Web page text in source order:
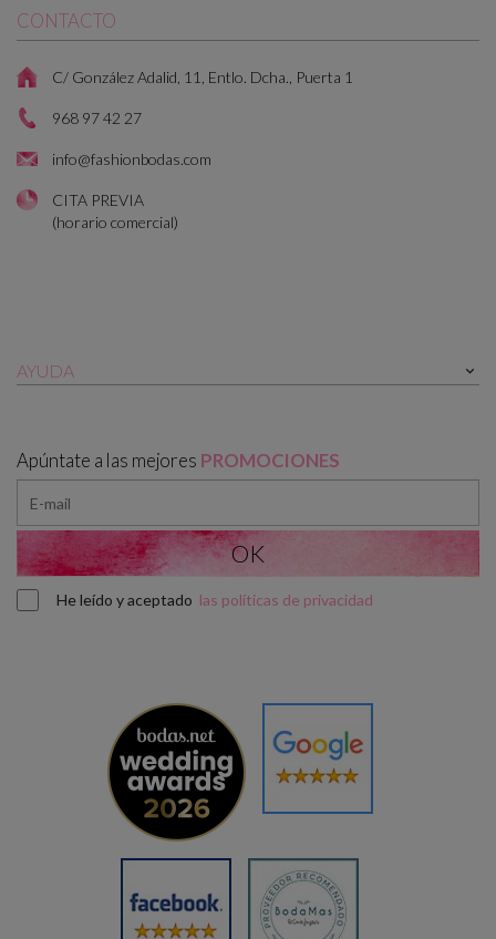
CONTACTO
C/ González Adalid, 11, Entlo. Dcha., Puerta 1
968 97 42 27
info@fashionbodas.com
CITA PREVIA
(horario comercial)
AYUDA 
Apúntate a las mejores PROMOCIONES
He leído y aceptado las políticas de privacidad